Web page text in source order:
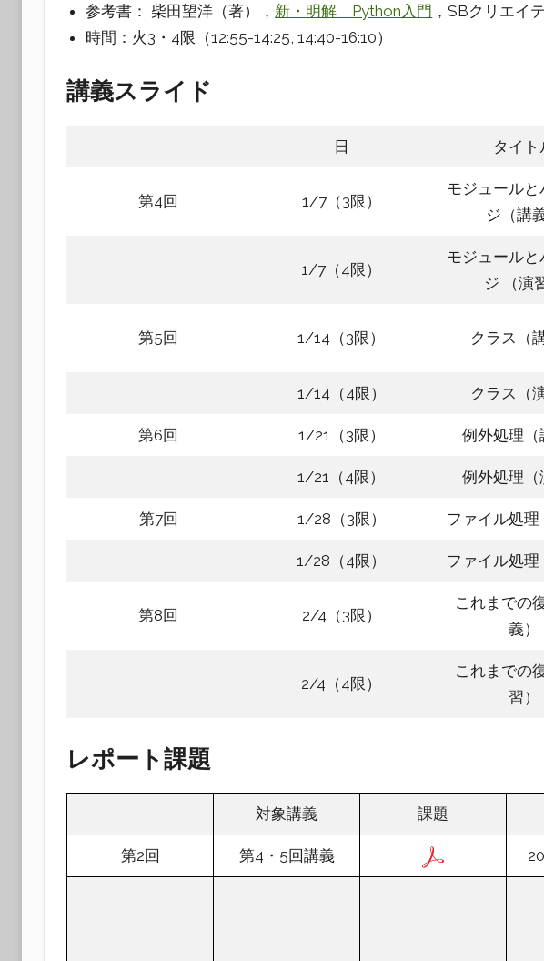
参考書： 柴田望洋（著）， 新・明解 Python入門 ，SBクリエイ
時間：火3・4限（12:55-14:25, 14:40-16:10）
講義スライド
日 タイト
第4回 1/7（3限）
モジュールと
ジ（講義
1/7（4限）
モジュールと
ジ （演
第5回 1/14（3限） クラス（
1/14（4限） クラス（
第6回 1/21（3限） 例外処理（
1/21（4限） 例外処理（
第7回 1/28（3限） ファイル処理
1/28（4限） ファイル処理
第8回 2/4（3限）
これまでの
義）
2/4（4限）
これまでの
習）
レポート課題
対象講義 課題
第2回 第4・5回講義